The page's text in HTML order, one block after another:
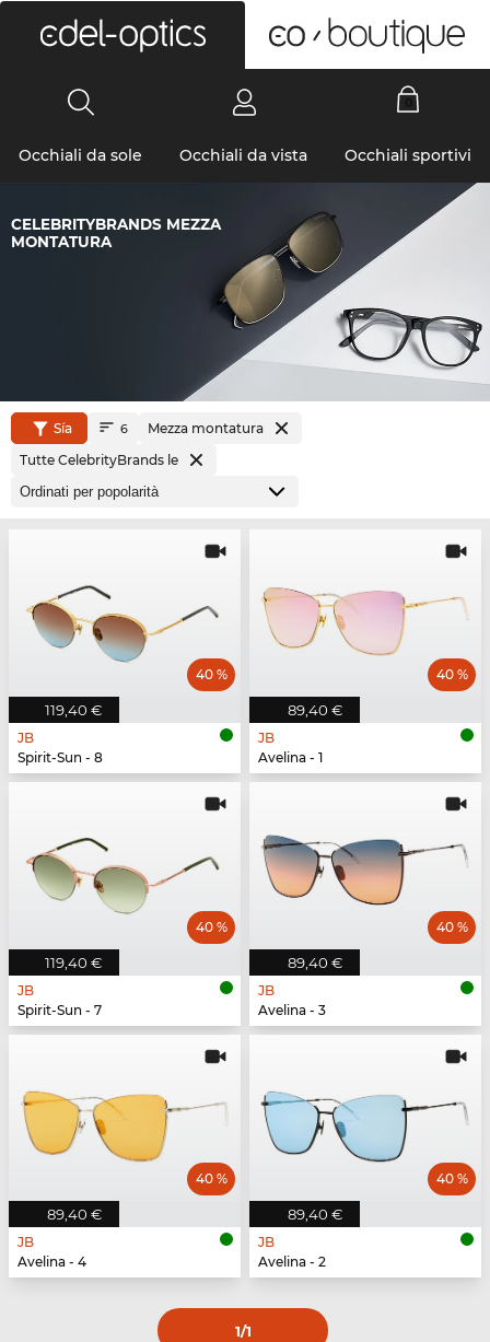
Occhiali da sole Occhiali da vista Occhiali sportivi
CELEBRITYBRANDS MEZZA
MONTATURA
Sía 6
Mezza montatura
Tutte CelebrityBrands le
119,40 €
40 %
JB
Spirit-Sun - 8
89,40 €
40 %
JB
Avelina - 1
119,40 €
40 %
JB
Spirit-Sun - 7
89,40 €
40 %
JB
Avelina - 3
89,40 €
40 %
JB
Avelina - 4
89,40 €
40 %
JB
Avelina - 2
1/1